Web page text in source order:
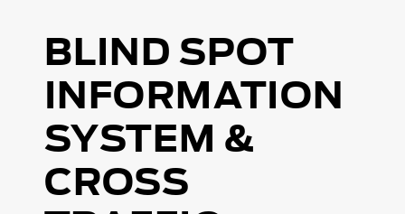
BLIND SPOT
INFORMATION
SYSTEM &
CROSS